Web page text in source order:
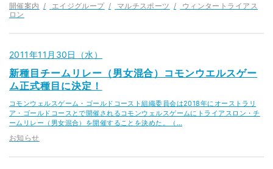
開催案内 エイジグループ マルチスポーツ
ウィンタートライアス
ロン
2011年11月30日（水）
新種目チームリレー（男女混合）コモンウエルスゲー
ム正式種目に決定！
コモンウェルスゲーム・ゴールドコースト組織委員会は2018年にオーストラリ
ア・ゴールドコースとで開催されるコモンウェルスゲームにトライアスロン・チ
ームリレー（男女混合）を開催することを決めた。（…
お知らせ